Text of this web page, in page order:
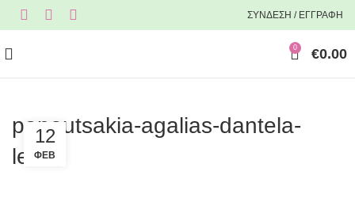
ΣΥΝΔΕΣΗ / ΕΓΓΡΑΦΗ
0 €0.00
papoutsakia-agalias-dantela-
lefka
12
ΦΕΒ